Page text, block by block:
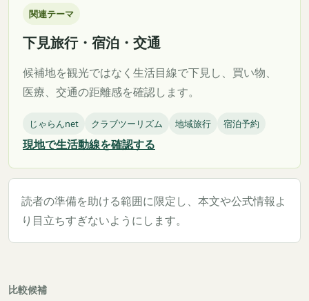
関連テーマ
下見旅行・宿泊・交通
候補地を観光ではなく生活目線で下見し、買い物、
医療、交通の距離感を確認します。
じゃらんnet クラブツーリズム 地域旅行 宿泊予約
現地で生活動線を確認する
読者の準備を助ける範囲に限定し、本文や公式情報よ
り目立ちすぎないようにします。
比較候補